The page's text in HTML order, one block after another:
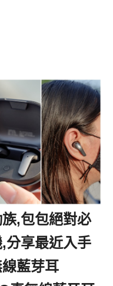
,包包絕對必
分享最近入手
藍芽耳